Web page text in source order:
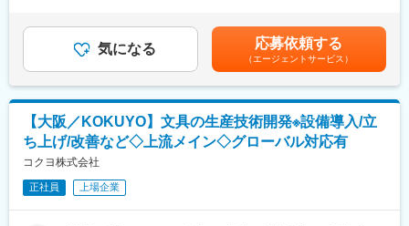
ーディングカンパニーです。顧客ニーズを汲み取る生産供給に重
点を置いています。
企業価値を高める知的創造の場としてオフィスの重要性が高まる
中で、当社はオフィス創りに関わるさまざまな製品の開発・サー
ビスを通じて質の高いビジネス環境の創造に挑戦しています。
生産工程の検討から実際の改善・運用まで一貫してご対応いただ
けることができます。独自の製造方法の設計や加工設備の導入を
通じて、生産効率向上やDX活用などを推進頂きます。
残業は20時間/月程度です。関西工場は2022年10月竣工の新しい
工場で、2023年に一部リニューアルを行い、休憩スペースを充実
させ、従業員から要望のあった靴を脱いでリラックスする空間
や、仮眠が取れる空間を整えております。“工場を価値創出の場
へ”という新しい発想のもと、未来の働く環境を支える製品を生み
出しています。
績年4ヶ月分賃金はあくまでも目安の金額であり、選考を通じて上
下する可能性があります。月給(月額)は固定手当を含めた表記で
す。
気になる 応募依頼する
（エージェントサービス）
【大阪／KOKUYO】文具の生産技術開発※設備導入/立
ち上げ/改善など◇上流メイン◇グローバル対応有
コクヨ株式会社
正社員 上場企業